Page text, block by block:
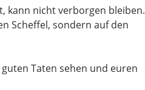
kann nicht verborgen bleiben.
Scheffel, sondern auf den
Taten sehen und euren